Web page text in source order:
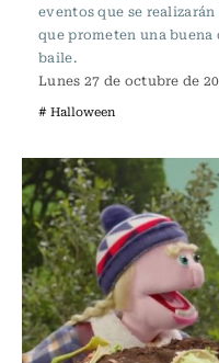
eventos que se
que prometen una
baile.
Lunes 27 de octubre de
# Halloween